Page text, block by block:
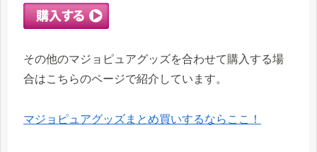
こちらの商品は送料無料ですが、その他送料の
かかる商品については送料は全国一律５００円
※沖縄・離島・一部の地域には送料のほかに該
その他のマジョピュアグッズを合わせて購入する場
合はこちらのページで紹介しています。
マジョピュアグッズまとめ買いするならここ！